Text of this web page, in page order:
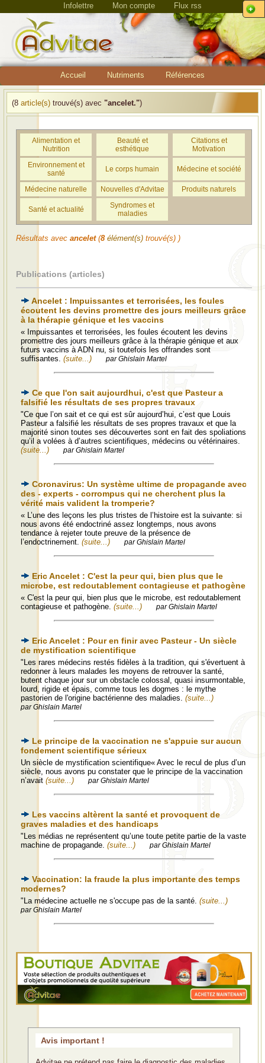
Infolettre Mon compte Flux rss
Accueil Nutriments Références
(8 article(s) trouvé(s) avec "ancelet.")
Alimentation et
Nutrition
Beauté et
esthétique
Citations et
Motivation
Environnement et
santé
Le corps humain Médecine et société
Médecine naturelle Nouvelles d'Advitae Produits naturels
Santé et actualité
Syndromes et
maladies
Résultats avec ancelet (8 élément(s) trouvé(s) )
Publications (articles)
Ancelet : Impuissantes et terrorisées, les foules
écoutent les devins promettre des jours meilleurs grâce
à la thérapie génique et les vaccins
« Impuissantes et terrorisées, les foules écoutent les devins
promettre des jours meilleurs grâce à la thérapie génique et aux
futurs vaccins à ADN nu, si toutefois les offrandes sont
suffisantes. (suite...) par Ghislain Martel
Ce que l'on sait aujourdhui, c'est que Pasteur a
falsifié les résultats de ses propres travaux
"Ce que l’on sait et ce qui est sûr aujourd’hui, c’est que Louis
Pasteur a falsifié les résultats de ses propres travaux et que la
majorité sinon toutes ses découvertes sont en fait des spoliations
qu’il a volées à d’autres scientifiques, médecins ou vétérinaires.
(suite...)
par Ghislain Martel
Coronavirus: Un système ultime de propagande avec
des - experts - corrompus qui ne cherchent plus la
vérité mais valident la tromperie?
« L’une des leçons les plus tristes de l’histoire est la suivante: si
nous avons été endoctriné assez longtemps, nous avons
tendance à rejeter toute preuve de la présence de
l’endoctrinement. (suite...) par Ghislain Martel
Eric Ancelet : C'est la peur qui, bien plus que le
microbe, est redoutablement contagieuse et pathogène
« C'est la peur qui, bien plus que le microbe, est redoutablement
contagieuse et pathogène. (suite...) par Ghislain Martel
Eric Ancelet : Pour en finir avec Pasteur - Un siècle
de mystification scientifique
"Les rares médecins restés fidèles à la tradition, qui s'évertuent à
redonner à leurs malades les moyens de retrouver la santé,
butent chaque jour sur un obstacle colossal, quasi insurmontable,
lourd, rigide et épais, comme tous les dogmes : le mythe
pastorien de l'origine bactérienne des maladies. (suite...)
par Ghislain Martel
Le principe de la vaccination ne s'appuie sur aucun
fondement scientifique sérieux
Un siècle de mystification scientifique« Avec le recul de plus d’un
siècle, nous avons pu constater que le principe de la vaccination
n’avait (suite...) par Ghislain Martel
Les vaccins altèrent la santé et provoquent de
graves maladies et des handicaps
"Les médias ne représentent qu’une toute petite partie de la vaste
machine de propagande. (suite...) par Ghislain Martel
Vaccination: la fraude la plus importante des temps
modernes?
"La médecine actuelle ne s'occupe pas de la santé. (suite...)
par Ghislain Martel
Avis important !